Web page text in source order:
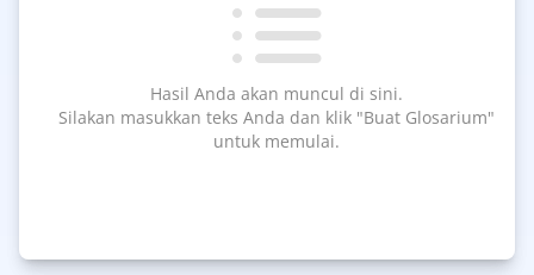
Hasil Anda akan muncul di sini.
Silakan masukkan teks Anda dan klik "Buat Glosarium"
untuk memulai.